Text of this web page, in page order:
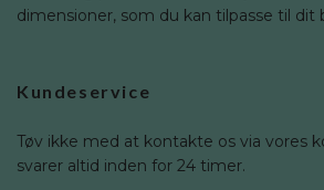
dimensioner, som du kan tilpasse til dit
Kundeservice
Tøv ikke med at kontakte os via vores
svarer altid inden for 24 timer.